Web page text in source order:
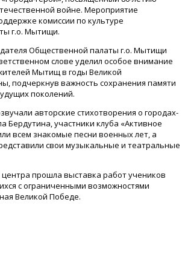
войне. Мероприятие
комиссии по культуре
г.о. Мытищи.
Общественной палаты г.о. Мытищи
слове уделил особое внимание
Мытищ в годы Великой
подчеркнув важность сохранения памяти
поколений.
авторские стихотворения о городах-
Бердутина, участники клуба «Активное
всем знакомые песни военных лет, а
свои музыкальные и театральные
прошла выставка работ учеников
с ограниченными возможностями
Великой Победе.